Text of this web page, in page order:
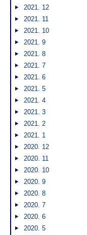
2021. 12
2021. 11
2021. 10
2021. 9
2021. 8
2021. 7
2021. 6
2021. 5
2021. 4
2021. 3
2021. 2
2021. 1
2020. 12
2020. 11
2020. 10
2020. 9
2020. 8
2020. 7
2020. 6
2020. 5